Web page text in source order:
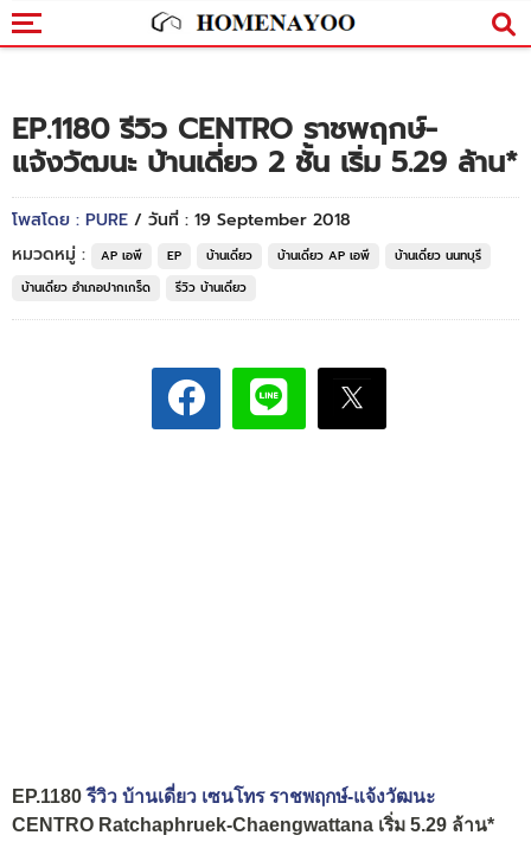
EP.1180 รีวิว CENTRO ราชพฤกษ์-
แจ้งวัฒนะ บ้านเดี่ยว 2 ชั้น เริ่ม 5.29 ล้าน*
โพสโดย : PURE / วันที่ : 19 September 2018
หมวดหมู่ :
AP เอพี EP บ้านเดี่ยว บ้านเดี่ยว AP เอพี
บ้านเดี่ยว นนทบุรี
บ้านเดี่ยว อำเภอปากเกร็ด
รีวิว บ้านเดี่ยว
EP.1180รีวิว บ้านเดี่ยว เซนโทร ราชพฤกษ์-แจ้งวัฒนะ
CENTRO Ratchaphruek-Chaengwattana เริ่ม 5.29 ล้าน*